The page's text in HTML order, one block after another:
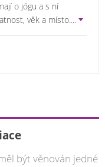
o jógu a s ní
věk a místo....
být věnován jedné